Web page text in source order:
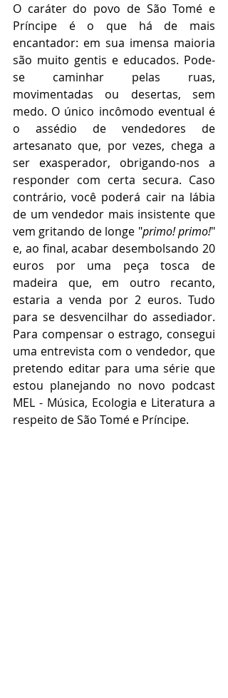
O caráter do povo de São Tomé e
Príncipe é o que há de mais
encantador: em sua imensa maioria
são muito gentis e educados. Pode-
se caminhar pelas ruas,
movimentadas ou desertas, sem
medo. O único incômodo eventual é
o assédio de vendedores de
artesanato que, por vezes, chega a
ser exasperador, obrigando-nos a
responder com certa secura. Caso
contrário, você poderá cair na lábia
de um vendedor mais insistente que
vem gritando de longe "primo! primo!"
e, ao final, acabar desembolsando 20
euros por uma peça tosca de
madeira que, em outro recanto,
estaria a venda por 2 euros. Tudo
para se desvencilhar do assediador.
Para compensar o estrago, consegui
uma entrevista com o vendedor, que
pretendo editar para uma série que
estou planejando no novo podcast
MEL - Música, Ecologia e Literatura a
respeito de São Tomé e Príncipe.